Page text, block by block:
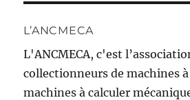
L’ANCMECA
L'ANCMECA, c'est
collectionneurs de machines
machines à calculer